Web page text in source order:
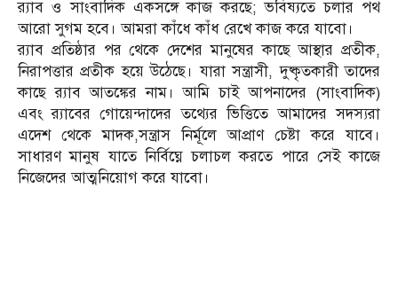
র‌্যাব ও সাংবাদিক একসঙ্গে কাজ করছে; ভবিষ্যতে চলার পথ
আরো সুগম হবে। আমরা কাঁধে কাঁধ রেখে কাজ করে যাবো।
র‌্যাব প্রতিষ্ঠার পর থেকে দেশের মানুষের কাছে আস্থার প্রতীক,
নিরাপত্তার প্রতীক হয়ে উঠেছে। যারা সন্ত্রাসী, দুষ্কৃতকারী তাদের
কাছে র‌্যাব আতঙ্কের নাম। আমি চাই আপনাদের (সাংবাদিক)
এবং র‌্যাবের গোয়েন্দাদের তথ্যের ভিত্তিতে আমাদের সদস্যরা
এদেশ থেকে মাদক,সন্ত্রাস নির্মূলে আপ্রাণ চেষ্টা করে যাবে।
সাধারণ মানুষ যাতে নির্বিঘ্নে চলাচল করতে পারে সেই কাজে
নিজেদের আত্মনিয়োগ করে যাবো।